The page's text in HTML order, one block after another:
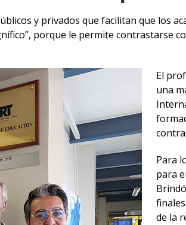
y privados que facilitan que los
porque le permite contrastarse
El
una
Para
para
de la